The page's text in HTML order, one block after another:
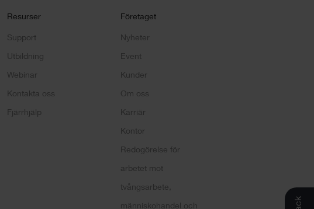
Resurser
Support
Utbildning
Webinar
Kontakta oss
Fjärrhjälp
Företaget
Nyheter
Event
Kunder
Om oss
Karriär
Kontor
Redogörelse för
arbetet mot
tvångsarbete,
människohandel och